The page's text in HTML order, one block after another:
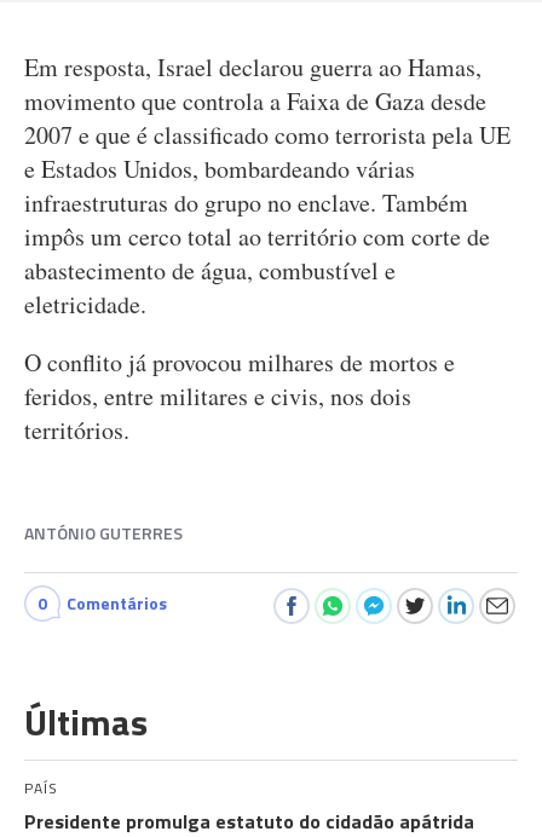
Em resposta, Israel declarou guerra ao Hamas,
movimento que controla a Faixa de Gaza desde
2007 e que é classificado como terrorista pela UE
e Estados Unidos, bombardeando várias
infraestruturas do grupo no enclave. Também
impôs um cerco total ao território com corte de
abastecimento de água, combustível e
eletricidade.
O conflito já provocou milhares de mortos e
feridos, entre militares e civis, nos dois
territórios.
ANTÓNIO GUTERRES
0 Comentários
Últimas
PAÍS
Presidente promulga estatuto do cidadão apátrida